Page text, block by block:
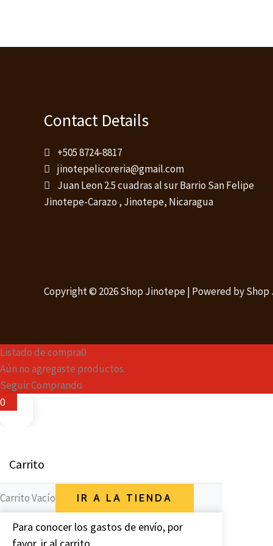
Contact Details
+505 8724-8817
jinotepelicoreria@gmail.com
Juan Leon 2.5 cuadras al sur Barrio San Felipe
Jinotepe-Carazo , Jinotepe, Nicaragua
Copyright © 2026 Shop Jinotepe | Powered by
Listado de compra0
Aún no agregaste productos.
Seguir Comprando
0
Carrito
Carrito Vacío IR A LA TIENDA
Para conocer los gastos de envío, por
favor, ir al carrito.